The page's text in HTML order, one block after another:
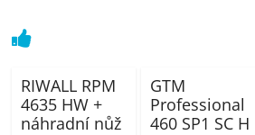
telefony,
bazény
RIWALL RPM
4635 HW +
náhradní nůž
GTM
Professional
460 SP1 SC H